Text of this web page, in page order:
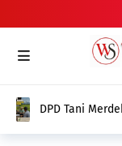
DPD Tani
Aspirasi Petani